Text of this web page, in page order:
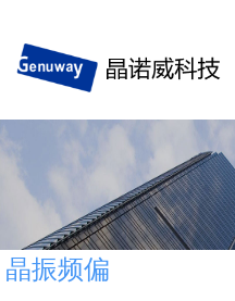
晶振频偏